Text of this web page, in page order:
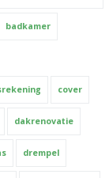
badkamer
cover
dakrenovatie
drempel